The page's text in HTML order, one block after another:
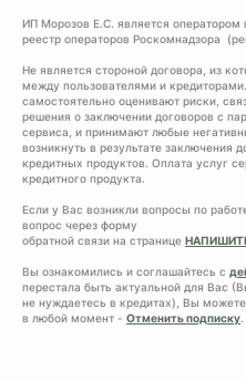
ИП Морозов Е.С. является
реестр операторов Роскомнадзора
Не является стороной договора, из
между пользователями и
самостоятельно оценивают риски,
решения о заключении договоров с
сервиса, и принимают любые
возникнуть в результате заключения
кредитных продуктов. Оплата услуг
кредитного продукта.
Если у Вас возникли вопросы по
вопрос через форму
обратной связи на странице
Вы ознакомились и соглашайтесь с
перестала быть актуальной для Вас
не нуждаетесь в кредитах), Вы
в любой момент - Отменить подписку.